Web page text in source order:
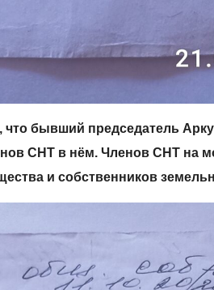
что бывший председатель
СНТ в нëм. Членов СНТ на
и собственников